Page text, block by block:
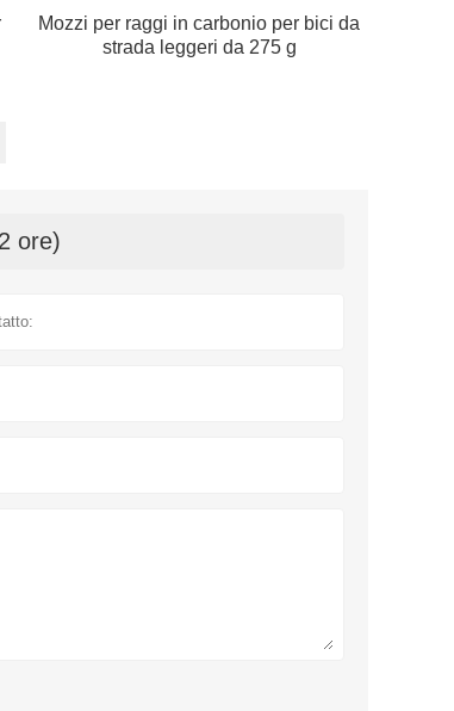
Mozzi per raggi in carbonio per bici da
strada leggeri da 275 g
ore)